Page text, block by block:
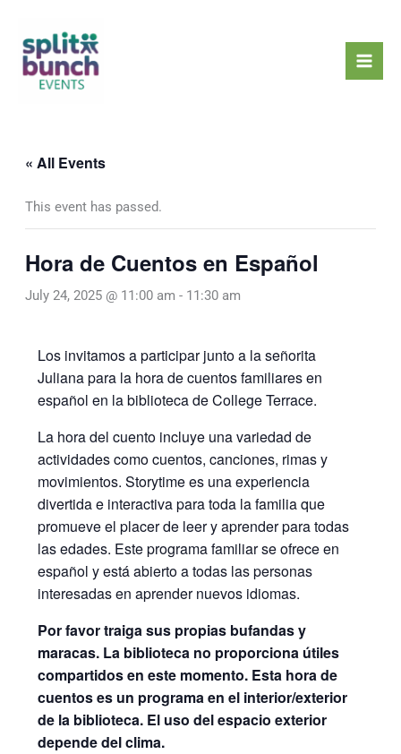
content
« All Events
This event has passed.
Hora de Cuentos en Español
July 24, 2025 @ 11:00 am - 11:30 am
Los invitamos a participar junto a la señorita
Juliana para la hora de cuentos familiares en
español en la biblioteca de College Terrace.
La hora del cuento incluye una variedad de
actividades como cuentos, canciones, rimas y
movimientos. Storytime es una experiencia
divertida e interactiva para toda la familia que
promueve el placer de leer y aprender para todas
las edades. Este programa familiar se ofrece en
español y está abierto a todas las personas
interesadas en aprender nuevos idiomas.
Por favor traiga sus propias bufandas y
maracas. La biblioteca no proporciona útiles
compartidos en este momento. Esta hora de
cuentos es un programa en el interior/exterior
de la biblioteca. El uso del espacio exterior
depende del clima.